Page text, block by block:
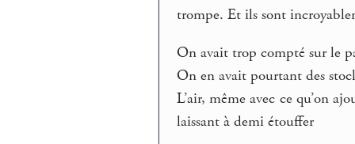
trompe. Et ils sont
On avait trop compté sur le
On en avait pourtant des
L’air, même avec ce qu’on
laissant à demi étouffer